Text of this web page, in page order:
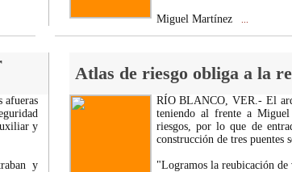
Miguel Martínez
Atlas de riesgo obliga a la
afueras
y
y
RÍO BLANCO, VER.- El
teniendo al frente a
riesgos, por lo que de
construcción de tres puentes
"Logramos la reubicación de